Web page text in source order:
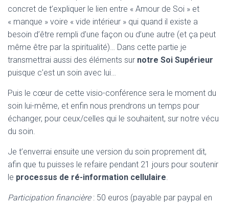
concret de t’expliquer le lien entre « Amour de Soi » et
« manque » voire « vide intérieur » qui quand il existe a
besoin d’être rempli d’une façon ou d’une autre (et ça peut
même être par la spiritualité)… Dans cette partie je
transmettrai aussi des éléments sur notre Soi Supérieur
puisque c’est un soin avec lui…
Puis le cœur de cette visio-conférence sera le moment du
soin lui-même, et enfin nous prendrons un temps pour
échanger, pour ceux/celles qui le souhaitent, sur notre vécu
du soin.
Je t’enverrai ensuite une version du soin proprement dit,
afin que tu puisses le refaire pendant 21 jours pour soutenir
le processus de ré-information cellulaire.
Participation financière: 50 euros (payable par paypal en